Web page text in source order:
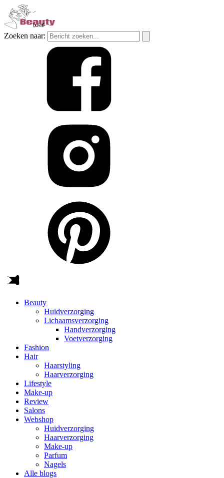
Zoeken naar:
Beauty
Huidverzorging
Lichaamsverzorging
Handverzorging
Voetverzorging
Fashion
Hair
Haarstyling
Haarverzorging
Lifestyle
Make-up
Review
Salons
Webshop
Huidverzorging
Haarverzorging
Make-up
Parfum
Nagels
Alle blogs